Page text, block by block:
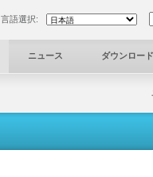
言語選択:
ニュース ダウンロード